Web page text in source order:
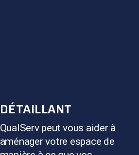
DÉTAILLANT
QualServ peut vous aider à
aménager votre espace de